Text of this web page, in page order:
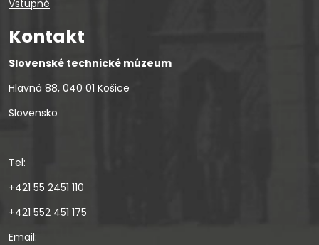
Vstupné
Kontakt
Slovenské technické múzeum
Hlavná 88, 040 01 Košice
Slovensko
Tel:
+421 55 2451 110
+421 552 451 175
Email: